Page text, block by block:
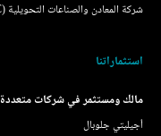
شركة المعادن والصناعات التحويلية (MRC)
استثماراتنا
مالك ومستثمر في شركات متعددة
أجيليتي جلوبال